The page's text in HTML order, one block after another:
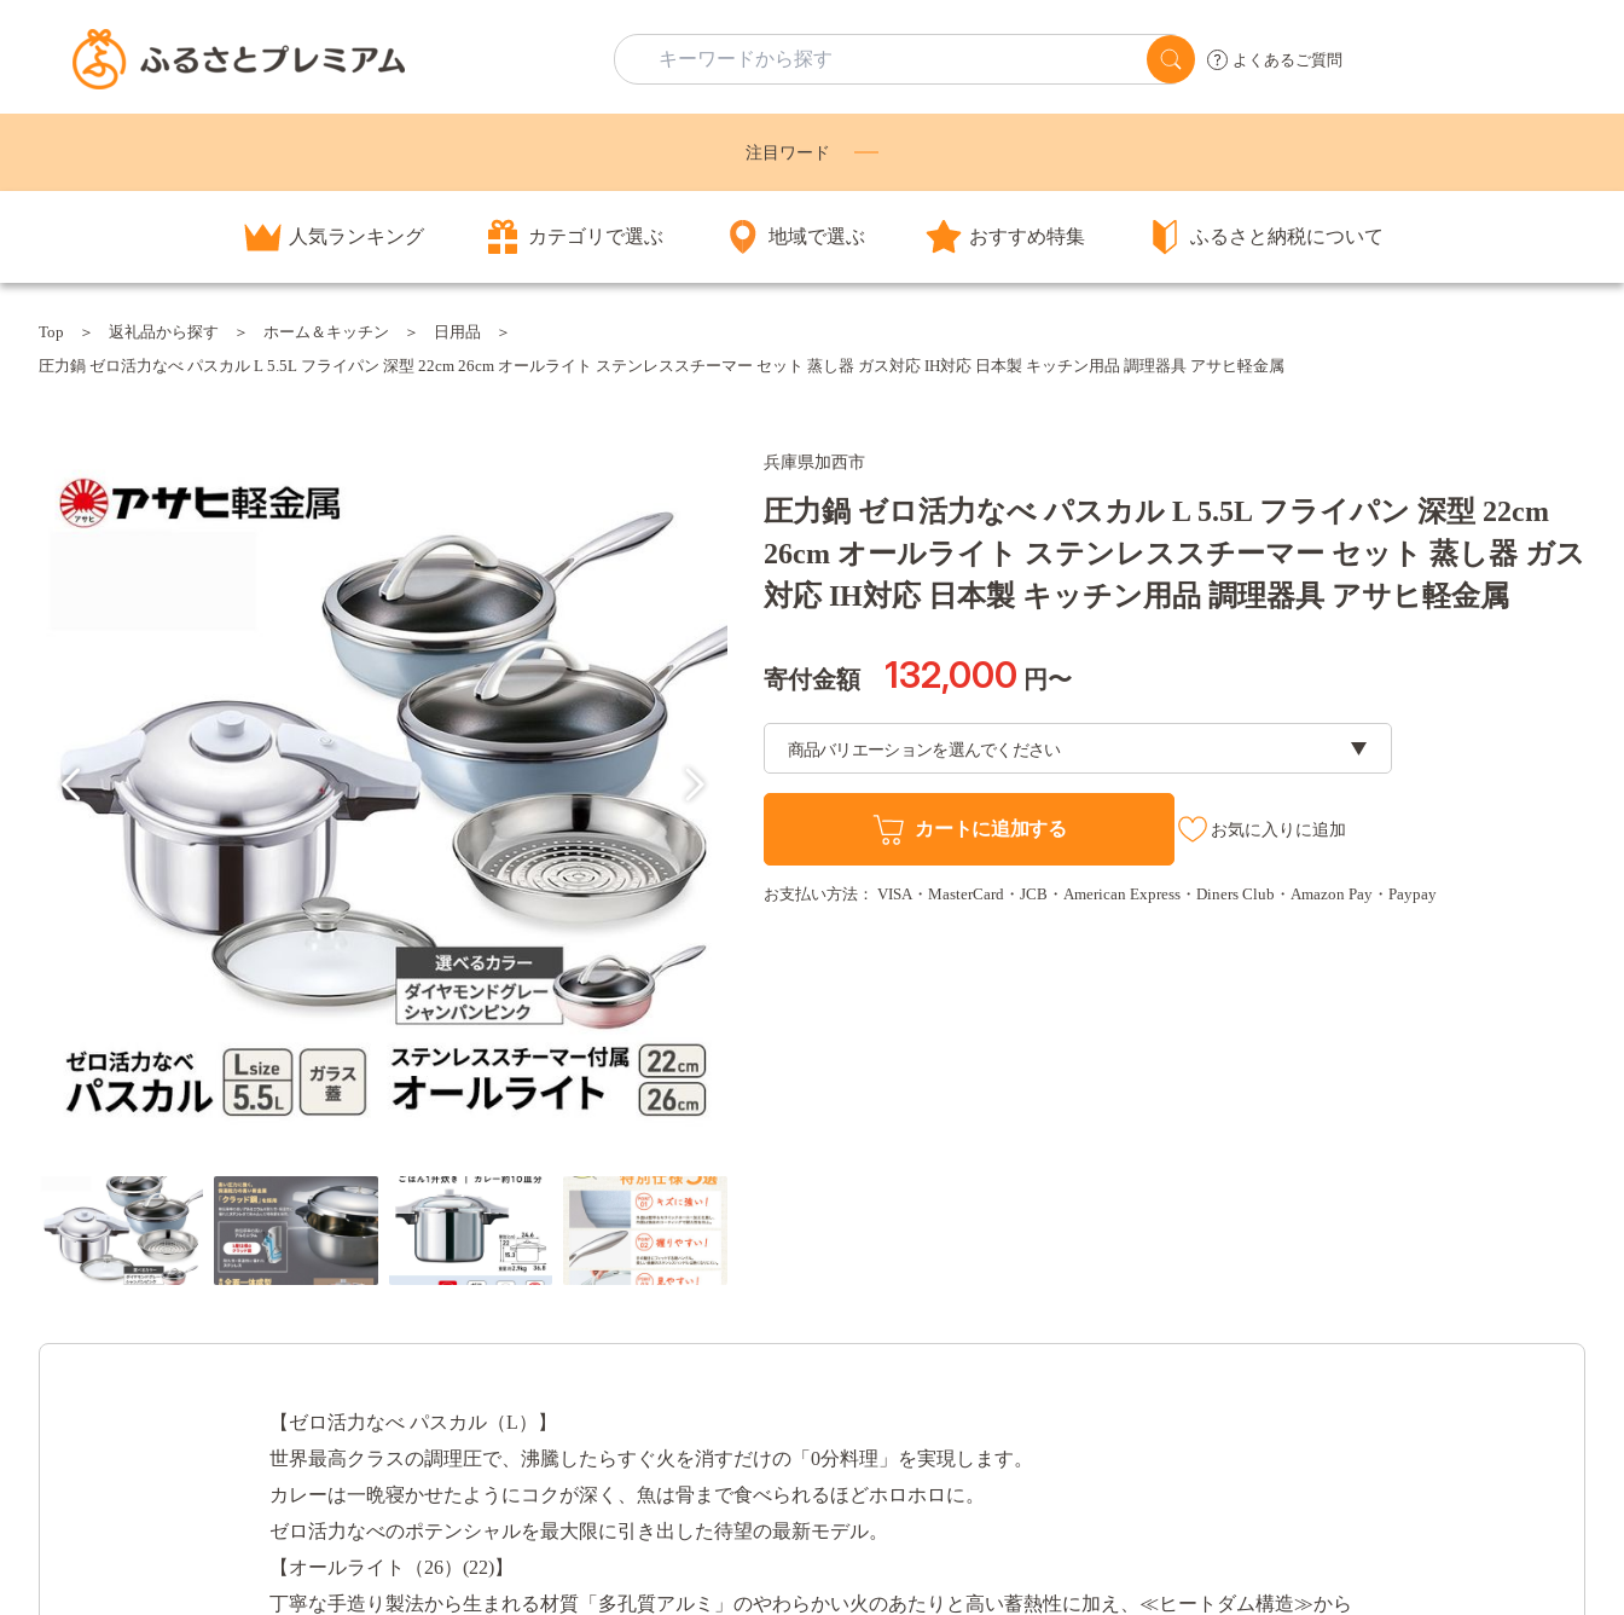
よくあるご質問
注目ワード
人気ランキング カテゴリで選ぶ 地域で選ぶ おすすめ特集 ふるさと納税について
Top 返礼品から探す ホーム＆キッチン
日用品
圧力鍋 ゼロ活力なべ パスカル L 5.5L フライパン 深型 22cm 26cm オールライト ステンレススチーマー セット 蒸し器 ガス対応 IH対応 日本製 キッチン用品 調理器具 アサヒ軽金属
兵庫県加西市
圧力鍋 ゼロ活力なべ パスカル L 5.5L フライパン 深型 22cm
26cm オールライト ステンレススチーマー セット 蒸し器 ガス
対応 IH対応 日本製 キッチン用品 調理器具 アサヒ軽金属
寄付金額 132,000 円〜
カートに追加する お気に入りに追加
お支払い方法： VISA・MasterCard・JCB・American Express・Diners Club・Amazon Pay・Paypay
【ゼロ活力なべ パスカル（L）】
世界最高クラスの調理圧で、沸騰したらすぐ火を消すだけの「0分料理」を実現します。
カレーは一晩寝かせたようにコクが深く、魚は骨まで食べられるほどホロホロに。
ゼロ活力なべのポテンシャルを最大限に引き出した待望の最新モデル。
【オールライト（26）(22)】
丁寧な手造り製法から生まれる材質「多孔質アルミ」のやわらかい火のあたりと高い蓄熱性に加え、≪ヒートダム構造≫から